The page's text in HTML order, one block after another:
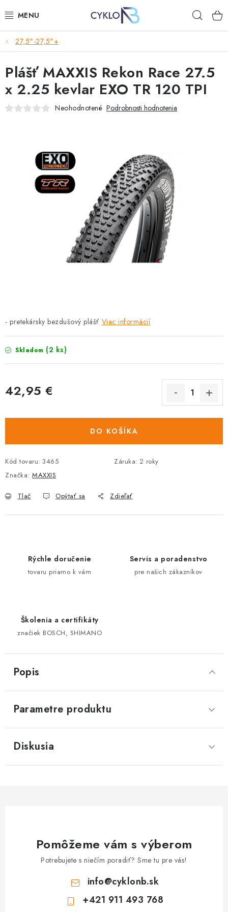
na
E-BIKE
BICYKLE
DOPLNKY
NÁHRADNÉ DIELY
NÁRADIE
TABUĽKA VEĽKOSTÍ BICYKLOV
Tabuľka veľkostí bicyklov
Cenník servisu bicyklov
Návod SHIMANO
27,5"-27,5"+
- pretekársky bezdušový plášť Viac informácií
Skladom (2 ks)
42,95 €
DO KOŠÍKA
Kód tovaru: 3465 Záruka: 2 roky
Značka: MAXXIS
Tlač Opýtať sa Zdieľať
Plášť MAXXIS Rekon Race 27.5
x 2.25 kevlar EXO TR 120 TPI
Neohodnotené Podrobnosti hodnotenia
Rýchle doručenie
tovaru priamo k vám
Servis a poradenstvo
pre našich zákazníkov
Školenia a certifikáty
značiek BOSCH, SHIMANO
Popis
Parametre produktu
Diskusia
Pomôžeme vám s výberom
Potrebujete s niečím poradiť? Sme tu pre vás!
info@cyklonb.sk
+421 911 493 768